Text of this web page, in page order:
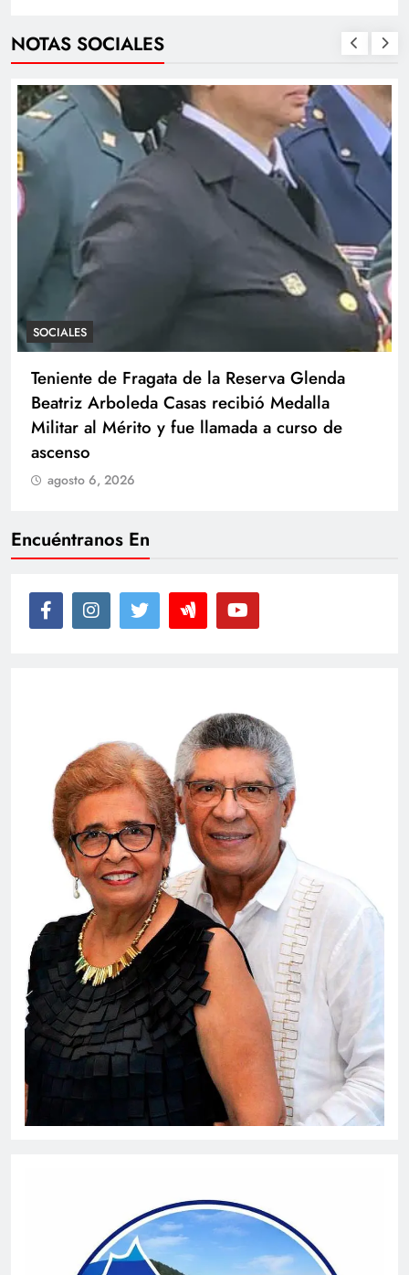
NOTAS SOCIALES
SOCIALES
Teniente de Fragata de la Reserva Glenda
Beatriz Arboleda Casas recibió Medalla
Militar al Mérito y fue llamada a curso de
ascenso
agosto 6, 2026
Encuéntranos En